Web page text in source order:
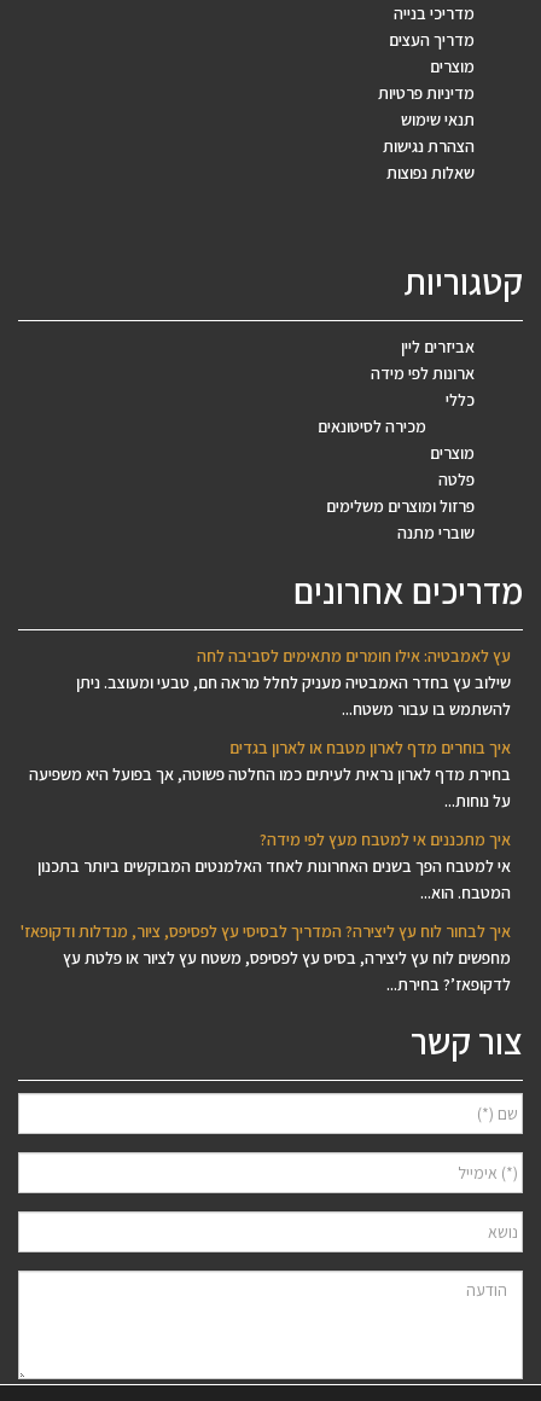
מדריכי בנייה
מדריך העצים
מוצרים
מדיניות פרטיות
תנאי שימוש
הצהרת נגישות
שאלות נפוצות
קטגוריות
אביזרים ליין
ארונות לפי מידה
כללי
מכירה לסיטונאים
מוצרים
פלטה
פרזול ומוצרים משלימים
שוברי מתנה
מדריכים אחרונים
עץ לאמבטיה: אילו חומרים מתאימים לסביבה לחה
שילוב עץ בחדר האמבטיה מעניק לחלל מראה חם, טבעי ומעוצב. ניתן
להשתמש בו עבור משטח...
איך בוחרים מדף לארון מטבח או לארון בגדים
בחירת מדף לארון נראית לעיתים כמו החלטה פשוטה, אך בפועל היא משפיעה
על נוחות...
איך מתכננים אי למטבח מעץ לפי מידה?
אי למטבח הפך בשנים האחרונות לאחד האלמנטים המבוקשים ביותר בתכנון
המטבח. הוא...
איך לבחור לוח עץ ליצירה? המדריך לבסיסי עץ לפסיפס, ציור, מנדלות ודקופאז'
מחפשים לוח עץ ליצירה, בסיס עץ לפסיפס, משטח עץ לציור או פלטת עץ
לדקופאז’? בחירת...
צור קשר